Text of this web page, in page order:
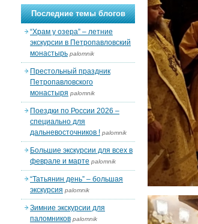
Последние темы блогов
“Храм у озера” – летние
экскурсии в Петропавловский
монастырь palomnik
Престольный праздник
Петропавловского
монастыря palomnik
Поездки по России 2026 –
специально для
дальневосточников ! palomnik
Большие экскурсии для всех в
феврале и марте palomnik
“Татьянин день” – большая
экскурсия palomnik
Зимние экскурсии для
паломников palomnik